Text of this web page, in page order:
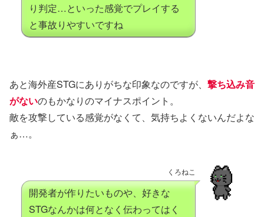
り判定…といった感覚でプレイする
と事故りやすいですね
あと海外産STGにありがちな印象なのですが、 撃ち込み音
がないのもかなりのマイナスポイント。
敵を攻撃している感覚がなくて、気持ちよくないんだよな
ぁ…。
くろねこ
開発者が作りたいものや、好きな
STGなんかは何となく伝わってはく